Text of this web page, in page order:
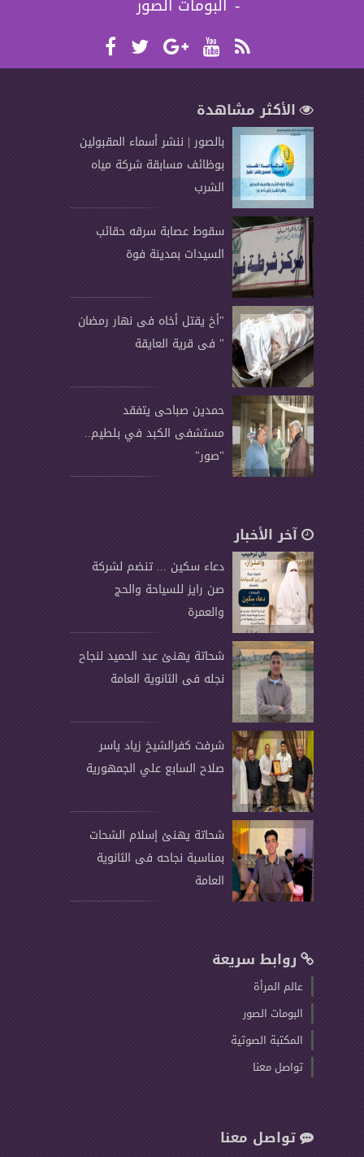
الأكثر مشاهدة
بالصور | ننشر أسماء المقبولين
بوظائف مسابقة شركة مياه
الشرب
سقوط عصابة سرقه حقائب
السيدات بمدينة فوة
"أخ يقتل أخاه فى نهار رمضان
" فى قرية العايقة
حمدين صباحى يتفقد
مستشفى الكبد في بلطيم..
"صور"
آخر الأخبار
دعاء سكين ... تنضم لشركة
صن رايز للسياحة والحج
والعمرة
شحاتة يهنئ عبد الحميد لنجاح
نجله فى الثانوية العامة
شرفت كفرالشيخ زياد ياسر
صلاح السابع علي الجمهورية
شحاتة يهنئ إسلام الشحات
بمناسبة نجاحه فى الثانوية
العامة
روابط سريعة
عالم المرأة
البومات الصور
المكتبة الصوتية
تواصل معنا
تواصل معنا